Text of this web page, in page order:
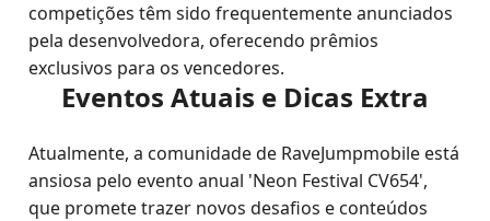
competições têm sido frequentemente anunciados
pela desenvolvedora, oferecendo prêmios
exclusivos para os vencedores.
Eventos Atuais e Dicas Extra
Atualmente, a comunidade de RaveJumpmobile está
ansiosa pelo evento anual 'Neon Festival CV654',
que promete trazer novos desafios e conteúdos